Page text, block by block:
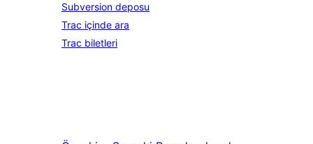
Subversion deposu
Trac içinde ara
Trac biletleri